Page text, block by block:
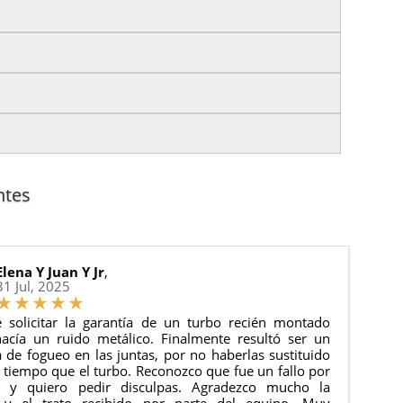
generales
del pedido para que puedas localizar tu paquete
de tu pedido.
Y Juan Y Jr,
Jul, 2025
solicitar la garantía de un turbo recién montado
un ruido metálico. Finalmente resultó ser un
de fogueo en las juntas, por no haberlas sustituido
que el turbo. Reconozco que fue un fallo por
y quiero pedir disculpas. Agradezco mucho la